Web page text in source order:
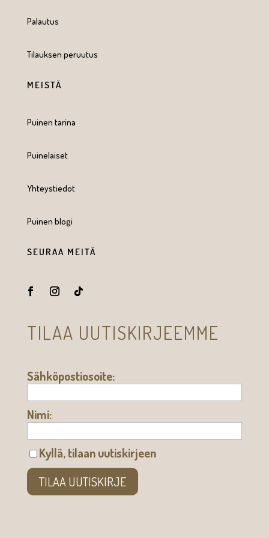
Palautus
Tilauksen peruutus
MEISTÄ
Puinen tarina
Puinelaiset
Yhteystiedot
Puinen blogi
SEURAA MEITÄ
TILAA UUTISKIRJEEMME
Sähköpostiosoite:
Nimi:
Kyllä, tilaan uutiskirjeen